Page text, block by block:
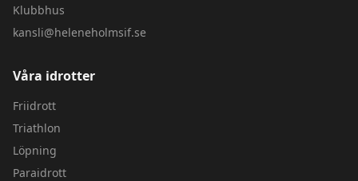
Klubbhus
kansli@heleneholmsif.se
Våra idrotter
Friidrott
Triathlon
Löpning
Paraidrott